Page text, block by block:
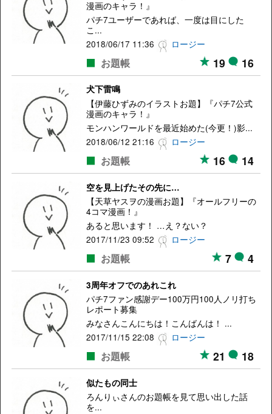
漫画のキャラ！』
パチ7ユーザーであれば、一度は目にした
こ...
2018/06/17 11:36
ロージー
お題帳 19 16
犬下雷鳴
【伊藤ひずみのイラストお題】『パチ7公式
漫画のキャラ！』
モンハンワールドを最近始めた(今更！)影...
2018/06/12 21:16
ロージー
お題帳 16 14
空を見上げたその先に…
【天草ヤスヲの漫画お題】『オールフリーの
4コマ漫画！』
あると思います！ …え？ない？
2017/11/23 09:52
ロージー
お題帳 7 4
3周年オフでのあれこれ
パチ7ファン感謝デー100万円100人ノリ打ち
レポート募集
みなさんこんにちは！こんばんは！ ...
2017/11/15 22:08
ロージー
お題帳 21 18
似たもの同士
ろんりぃさんのお題帳を見て思い出した話
を...